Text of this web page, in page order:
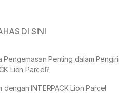
DI SINI
Pengemasan Penting dalam
Lion Parcel?
dengan INTERPACK Lion Parcel